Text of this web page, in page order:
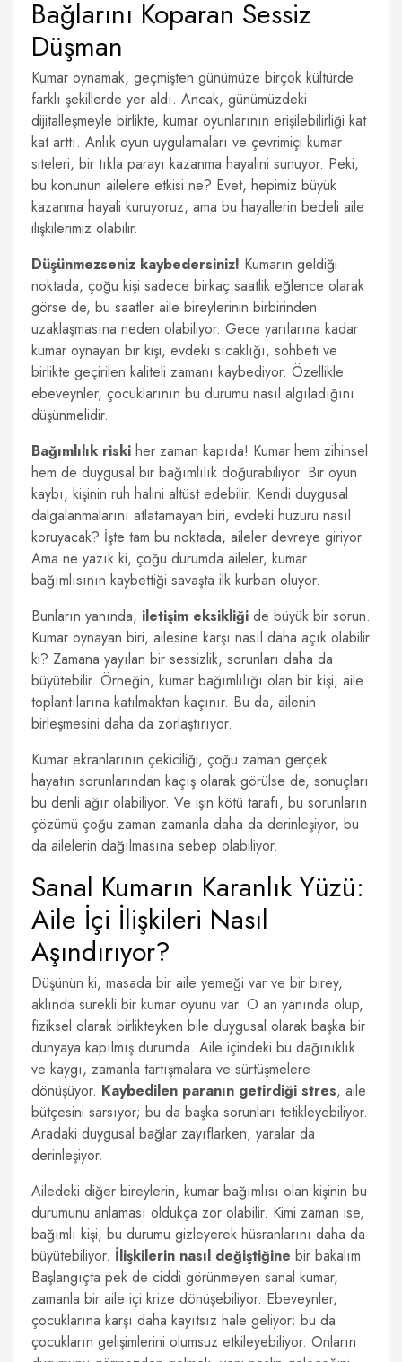
Bağlarını Koparan Sessiz
Düşman
Kumar oynamak, geçmişten günümüze birçok kültürde
farklı şekillerde yer aldı. Ancak, günümüzdeki
dijitalleşmeyle birlikte, kumar oyunlarının erişilebilirliği kat
kat arttı. Anlık oyun uygulamaları ve çevrimiçi kumar
siteleri, bir tıkla parayı kazanma hayalini sunuyor. Peki,
bu konunun ailelere etkisi ne? Evet, hepimiz büyük
kazanma hayali kuruyoruz, ama bu hayallerin bedeli aile
ilişkilerimiz olabilir.
Düşünmezseniz kaybedersiniz! Kumarın geldiği
noktada, çoğu kişi sadece birkaç saatlik eğlence olarak
görse de, bu saatler aile bireylerinin birbirinden
uzaklaşmasına neden olabiliyor. Gece yarılarına kadar
kumar oynayan bir kişi, evdeki sıcaklığı, sohbeti ve
birlikte geçirilen kaliteli zamanı kaybediyor. Özellikle
ebeveynler, çocuklarının bu durumu nasıl algıladığını
düşünmelidir.
Bağımlılık riski her zaman kapıda! Kumar hem zihinsel
hem de duygusal bir bağımlılık doğurabiliyor. Bir oyun
kaybı, kişinin ruh halini altüst edebilir. Kendi duygusal
dalgalanmalarını atlatamayan biri, evdeki huzuru nasıl
koruyacak? İşte tam bu noktada, aileler devreye giriyor.
Ama ne yazık ki, çoğu durumda aileler, kumar
bağımlısının kaybettiği savaşta ilk kurban oluyor.
Bunların yanında, iletişim eksikliği de büyük bir sorun.
Kumar oynayan biri, ailesine karşı nasıl daha açık olabilir
ki? Zamana yayılan bir sessizlik, sorunları daha da
büyütebilir. Örneğin, kumar bağımlılığı olan bir kişi, aile
toplantılarına katılmaktan kaçınır. Bu da, ailenin
birleşmesini daha da zorlaştırıyor.
Kumar ekranlarının çekiciliği, çoğu zaman gerçek
hayatın sorunlarından kaçış olarak görülse de, sonuçları
bu denli ağır olabiliyor. Ve işin kötü tarafı, bu sorunların
çözümü çoğu zaman zamanla daha da derinleşiyor, bu
da ailelerin dağılmasına sebep olabiliyor.
Sanal Kumarın Karanlık Yüzü:
Aile İçi İlişkileri Nasıl
Aşındırıyor?
Düşünün ki, masada bir aile yemeği var ve bir birey,
aklında sürekli bir kumar oyunu var. O an yanında olup,
fiziksel olarak birlikteyken bile duygusal olarak başka bir
dünyaya kapılmış durumda. Aile içindeki bu dağınıklık
ve kaygı, zamanla tartışmalara ve sürtüşmelere
dönüşüyor. Kaybedilen paranın getirdiği stres, aile
bütçesini sarsıyor; bu da başka sorunları tetikleyebiliyor.
Aradaki duygusal bağlar zayıflarken, yaralar da
derinleşiyor.
Ailedeki diğer bireylerin, kumar bağımlısı olan kişinin bu
durumunu anlaması oldukça zor olabilir. Kimi zaman ise,
bağımlı kişi, bu durumu gizleyerek hüsranlarını daha da
büyütebiliyor. İlişkilerin nasıl değiştiğine bir bakalım:
Başlangıçta pek de ciddi görünmeyen sanal kumar,
zamanla bir aile içi krize dönüşebiliyor. Ebeveynler,
çocuklarına karşı daha kayıtsız hale geliyor; bu da
çocukların gelişimlerini olumsuz etkileyebiliyor. Onların